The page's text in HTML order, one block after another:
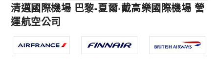
清邁國際機場 巴黎-夏爾·戴高樂國際機場 營
運航空公司